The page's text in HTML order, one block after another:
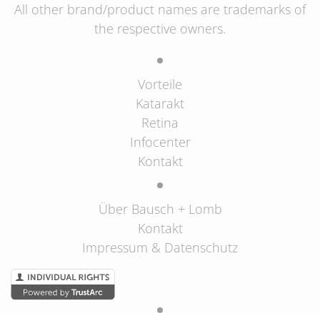
All other brand/product names are trademarks of
the respective owners.
Vorteile
Katarakt
Retina
Infocenter
Kontakt
Über Bausch + Lomb
Kontakt
Impressum & Datenschutz